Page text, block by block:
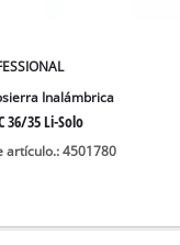
pozos
Inalámbrica
36/35 Li-Solo
artículo.: 4501780